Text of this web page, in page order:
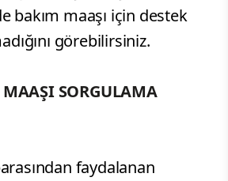
bakım maaşı için destek
görebilirsiniz.
SORGULAMA
faydalanan